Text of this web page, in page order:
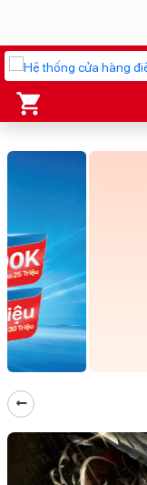
Apple Watch
Osmo Pocket 4
Loa Marshall